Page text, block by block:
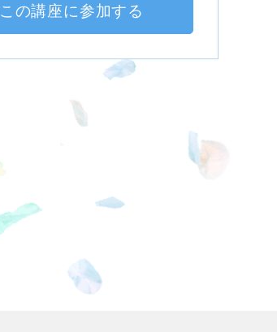
この講座に参加する